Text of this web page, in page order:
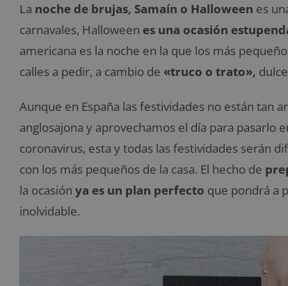
La noche de brujas, Samaín o Halloween es
carnavales, Halloween es una ocasión
americana es la noche en la que los más
calles a pedir, a cambio de «truco o trato»,
Aunque en España las festividades no están tan
anglosajona y aprovechamos el día para pasarlo
coronavirus, esta y todas las festividades serán
con los más pequeños de la casa. El hecho de
la ocasión ya es un plan perfecto que pondrá a
inolvidable.